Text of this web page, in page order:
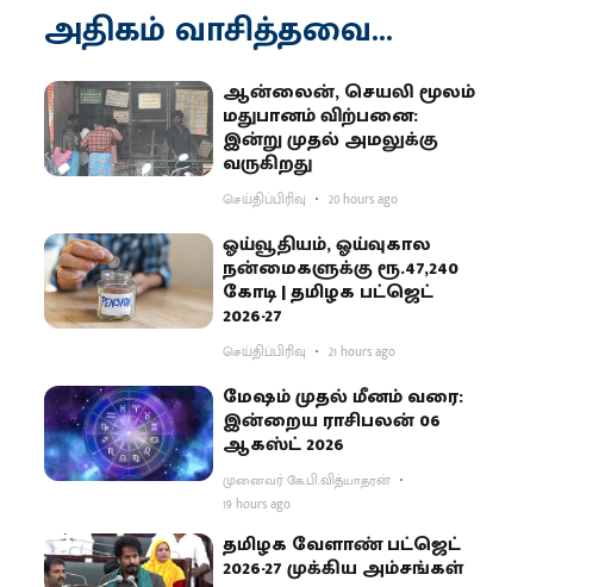
அதிகம் வாசித்தவை...
ஆன்லைன், செயலி மூலம்
மதுபானம் விற்பனை:
இன்று முதல் அமலுக்கு
வருகிறது
செய்திப்பிரிவு 20 hours ago
ஓய்வூதியம், ஓய்வுகால
நன்மைகளுக்கு ரூ.47,240
கோடி | தமிழக பட்ஜெட்
2026-27
செய்திப்பிரிவு 21 hours ago
மேஷம் முதல் மீனம் வரை:
இன்றைய ராசிபலன் 06
ஆகஸ்ட் 2026
முனைவர் கே.பி.வித்யாதரன்
19 hours ago
தமிழக வேளாண் பட்ஜெட்
2026-27 முக்கிய அம்சங்கள்